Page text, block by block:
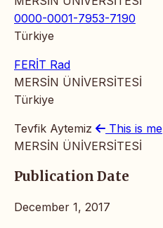
0000-0001-7953-7190
Türkiye
FERİT Rad
MERSİN ÜNİVERSİTESİ
Türkiye
Tevfik Aytemiz
This is me
MERSİN ÜNİVERSİTESİ
Publication Date
December 1, 2017